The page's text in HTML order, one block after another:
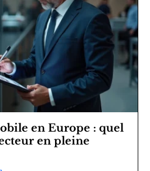
en Europe : quel
en pleine